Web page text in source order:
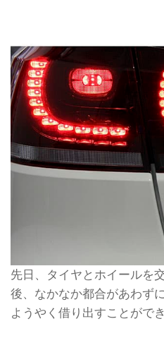
先日、タイヤとホイールを
後、なかなか都合があわず
ようやく借り出すことがで